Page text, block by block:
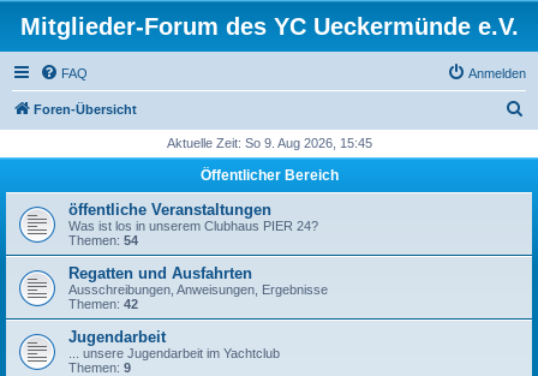
Mitglieder-Forum des YC Ueckermünde e.V.
FAQ Anmelden
Foren-Übersicht
h
Aktuelle Zeit: So 9. Aug 2026, 15:45
Öffentlicher Bereich
öffentliche Veranstaltungen
Was ist los in unserem Clubhaus PIER 24?
Themen: 54
Regatten und Ausfahrten
Ausschreibungen, Anweisungen, Ergebnisse
Themen: 42
Jugendarbeit
... unsere Jugendarbeit im Yachtclub
Themen: 9